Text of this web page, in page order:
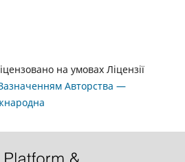
на умовах Ліцензії
Авторства —